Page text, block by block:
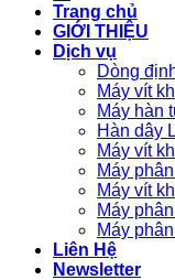
Trang chủ
GIỚI THIỆU
Dịch vụ
Dòng
Máy vít
Máy hàn
Hàn dây
Máy vít
Máy
Máy vít
Máy
Máy
Liên Hệ
Newsletter